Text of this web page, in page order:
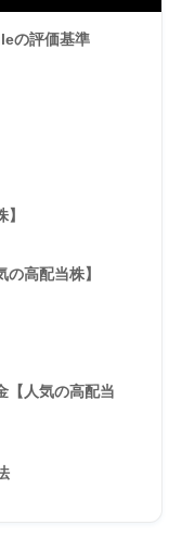
の評価基準
高配当株】
【人気の高配当